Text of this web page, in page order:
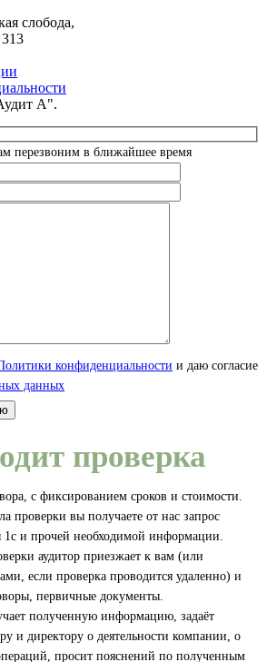
слобода,
А".
перезвоним в ближайшее время
конфиденциальности и даю согласие
данных
проверка
с фиксированием сроков и стоимости.
проверки вы получаете от нас запрос
1с и прочей необходимой информации.
аудитор приезжает к вам (или
если проверка проводится удаленно) и
первичные документы.
полученную информацию, задаёт
и директору о деятельности компании, о
просит пояснений по полученным